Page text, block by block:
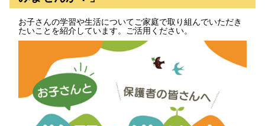
お子さんの学習や生活についてご家庭で取り組んでいただき
たいことを紹介しています。ご活用ください。